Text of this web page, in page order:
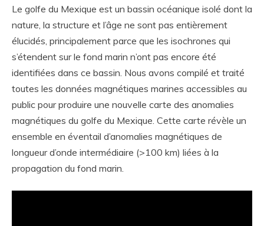
Le golfe du Mexique est un bassin océanique isolé dont la
nature, la structure et l’âge ne sont pas entièrement
élucidés, principalement parce que les isochrones qui
s’étendent sur le fond marin n’ont pas encore été
identifiées dans ce bassin. Nous avons compilé et traité
toutes les données magnétiques marines accessibles au
public pour produire une nouvelle carte des anomalies
magnétiques du golfe du Mexique. Cette carte révèle un
ensemble en éventail d’anomalies magnétiques de
longueur d’onde intermédiaire (>100 km) liées à la
propagation du fond marin.